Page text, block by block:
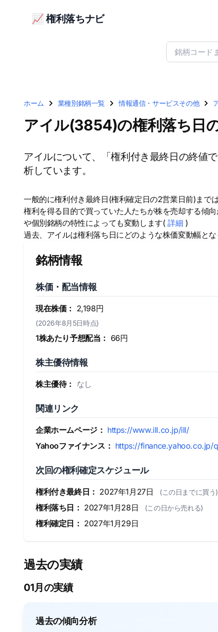
📈 権利落ちナビ
ホーム 業種別銘柄一覧 情報通信・サービスその他
アイル(3854)の権利落ち日
アイルについて、「権利付き最終日の終値
析しています。
一般的に権利付き最終日(権利確定日の2営業日前)まで
権利を得る目的で買っていた人たちが株を売却する傾
や個別銘柄の特性によっても変動します( 詳細 )
過去、アイルは権利落ち日にどのような株価変動幅と
銘柄情報
株価・配当情報
現在株価： 2,198円
(2026年8月5日時点)
1株あたり予想配当： 66円
株主優待情報
株主優待： なし
関連リンク
企業ホームページ： https://www.ill.co.jp/ill/
Yahooファイナンス： https://finance.yahoo.co.jp/
次回の権利確定スケジュール
権利付き最終日： 2027年1月27日 (この日までに買う)
権利落ち日： 2027年1月28日 (この日から売れる)
権利確定日： 2027年1月29日
過去の実績
01月の実績
過去の傾向分析